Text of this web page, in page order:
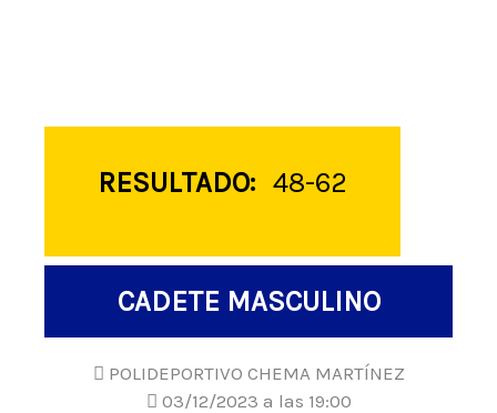
RESULTADO: 48-62
CADETE MASCULINO
POLIDEPORTIVO CHEMA MARTÍNEZ
03/12/2023 a las 19:00